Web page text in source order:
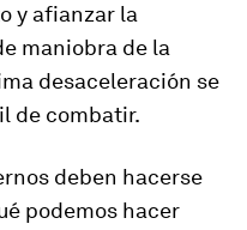
y afianzar la
maniobra de la
desaceleración se
de combatir.
deben hacerse
podemos hacer